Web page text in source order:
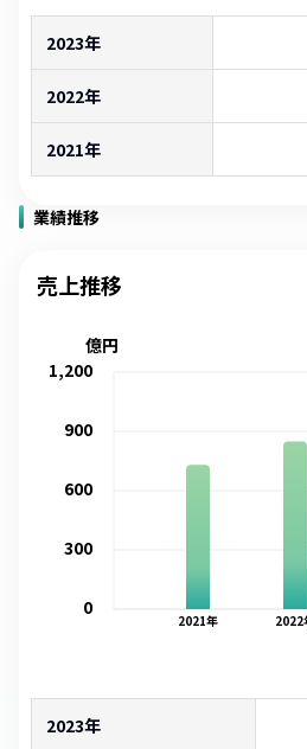
2023年
2022年
2021年
業績推移
売上推移
2021年 2022
0
300
600
900
1,200
億円
2023年